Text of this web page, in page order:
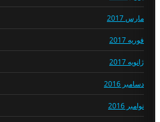
مارس 2017
فوریه 2017
ژانویه 2017
دسامبر 2016
نوامبر 2016